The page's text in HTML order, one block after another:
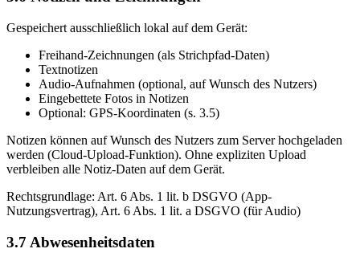
Gespeichert ausschließlich lokal auf dem Gerät:
Freihand-Zeichnungen (als Strichpfad-Daten)
Textnotizen
Audio-Aufnahmen (optional, auf Wunsch des Nutzers)
Eingebettete Fotos in Notizen
Optional: GPS-Koordinaten (s. 3.5)
Notizen können auf Wunsch des Nutzers zum Server hochgeladen
werden (Cloud-Upload-Funktion). Ohne expliziten Upload
verbleiben alle Notiz-Daten auf dem Gerät.
Rechtsgrundlage: Art. 6 Abs. 1 lit. b DSGVO (App-
Nutzungsvertrag), Art. 6 Abs. 1 lit. a DSGVO (für Audio)
3.7 Abwesenheitsdaten